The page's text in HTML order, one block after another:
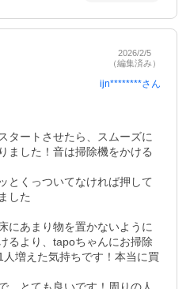
2026/2/5
（編集済み）
ijn********さん
タートさせたら、スムーズに
ました！音は掃除機をかける
とくっついてなければ押して
した
にあまり物を置かないように
るより、tapoちゃんにお掃除
増えた気持ちです！本当に買